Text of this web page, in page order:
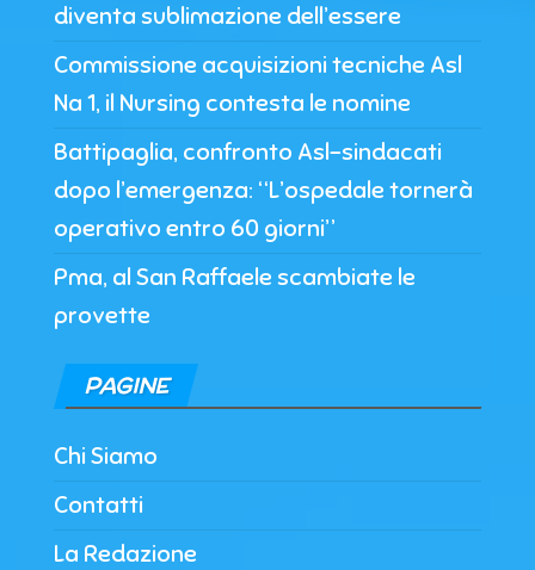
diventa sublimazione dell’essere
Commissione acquisizioni tecniche Asl
Na 1, il Nursing contesta le nomine
Battipaglia, confronto Asl-sindacati
dopo l’emergenza: “L’ospedale tornerà
operativo entro 60 giorni”
Pma, al San Raffaele scambiate le
provette
PAGINE
Chi Siamo
Contatti
La Redazione